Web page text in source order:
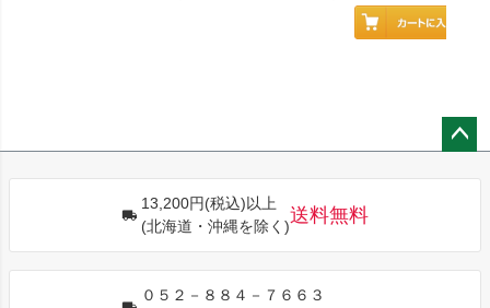
13,200円(税込)以上
(北海道・沖縄を除く)
送料無料
０５２－８８４－７６６３